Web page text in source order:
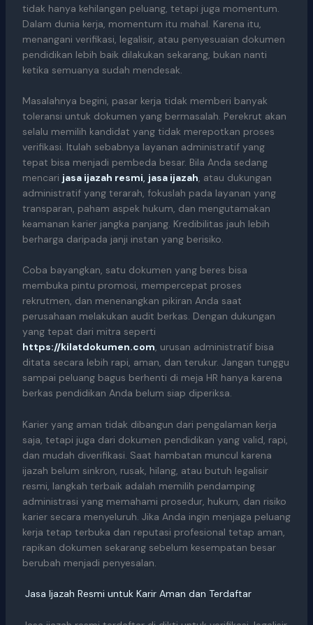
tidak hanya kehilangan peluang, tetapi juga momentum.
Dalam dunia kerja, momentum itu mahal. Karena itu,
menangani verifikasi, legalisir, atau penyesuaian dokumen
pendidikan lebih baik dilakukan sekarang, bukan nanti
ketika semuanya sudah mendesak.
Masalahnya begini, pasar kerja tidak memberi banyak
toleransi untuk dokumen yang bermasalah. Perekrut akan
selalu memilih kandidat yang tidak merepotkan proses
verifikasi. Itulah sebabnya layanan administratif yang
tepat bisa menjadi pembeda besar. Bila Anda sedang
mencari jasa ijazah resmi, jasa ijazah, atau dukungan
administratif yang terarah, fokuslah pada layanan yang
transparan, paham aspek hukum, dan mengutamakan
keamanan karier jangka panjang. Kredibilitas jauh lebih
berharga daripada janji instan yang berisiko.
Coba bayangkan, satu dokumen yang beres bisa
membuka pintu promosi, mempercepat proses
rekrutmen, dan menenangkan pikiran Anda saat
perusahaan melakukan audit berkas. Dengan dukungan
yang tepat dari mitra seperti
https://kilatdokumen.com, urusan administratif bisa
ditata secara lebih rapi, aman, dan terukur. Jangan tunggu
sampai peluang bagus berhenti di meja HR hanya karena
berkas pendidikan Anda belum siap diperiksa.
Karier yang aman tidak dibangun dari pengalaman kerja
saja, tetapi juga dari dokumen pendidikan yang valid, rapi,
dan mudah diverifikasi. Saat hambatan muncul karena
ijazah belum sinkron, rusak, hilang, atau butuh legalisir
resmi, langkah terbaik adalah memilih pendamping
administrasi yang memahami prosedur, hukum, dan risiko
karier secara menyeluruh. Jika Anda ingin menjaga peluang
kerja tetap terbuka dan reputasi profesional tetap aman,
rapikan dokumen sekarang sebelum kesempatan besar
berubah menjadi penyesalan.
Jasa Ijazah Resmi untuk Karir Aman dan Terdaftar